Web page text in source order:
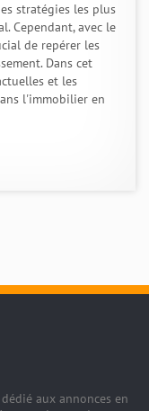
stratégies les plus
Cependant, avec le
de repérer les
Dans cet
et les
l'immobilier en
aux annonces en